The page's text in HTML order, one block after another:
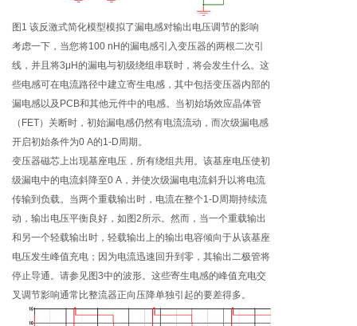
图1 该反激式简化模型模拟了漏电感对输出电压调节的影响
考虑一下，当您将100 nH的漏电感引入变压器的两根二次引
线，并且将3μH的漏电与初级绕组串联时，将会发生什么。这
些电感可在电流路径中建立寄生电感，其中包括变压器内部的
漏电感以及PCB和其他元件中的电感。当初始场效应晶体管
（FET）关断时，初始漏电感仍然有电流流动，而次级漏电感
开启初始条件为0 A的1-D周期。
变压器磁芯上出现基座电压，所有绕组共用。该基座电压使初
级漏电中的电流斜降至0 A，并使次级漏电电流斜升以将电流
传输到负载。当两个重载输出时，电流在整个1-D周期持续流
动，输出电压平衡良好，如图2所示。然而，当一个重载输出
和另一个轻载输出时，轻载输出上的输出电容倾向于从该基座
电压发生峰值充电；因为电流迅速回升到零，其输出二极管将
停止导通。请参见图3中的波形。这些寄生电感的峰值充电交
叉调节影响通常比整流器正向压降单独引起的要差得多。